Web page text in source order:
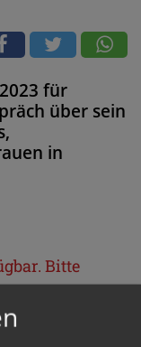
für
über sein
in
Bitte